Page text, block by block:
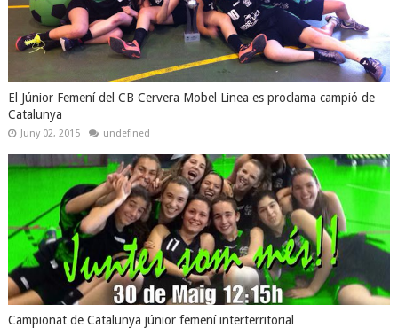
El Júnior Femení del CB Cervera Mobel Linea es proclama campió de
Catalunya
Juny 02, 2015 undefined
Campionat de Catalunya júnior femení interterritorial